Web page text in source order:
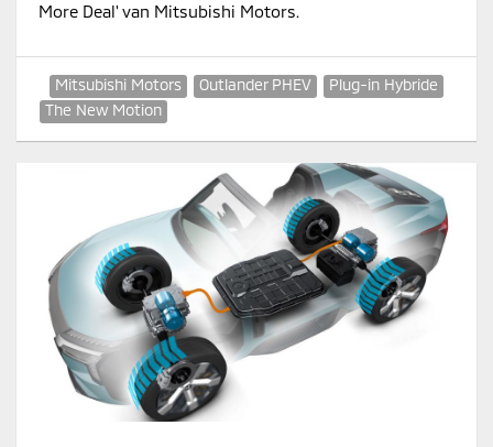
More Deal' van Mitsubishi Motors.
Mitsubishi Motors Outlander PHEV
Plug-in Hybride
The New Motion